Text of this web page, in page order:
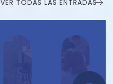
VER TODAS LAS ENTRADAS